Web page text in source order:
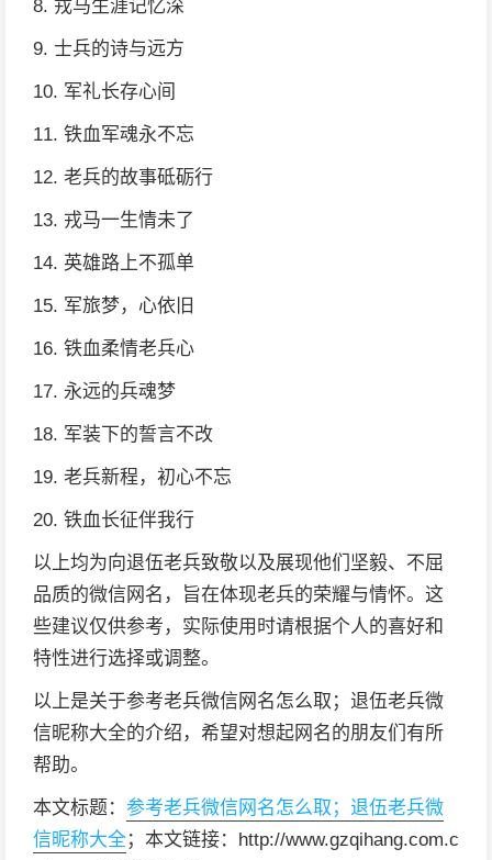
8. 戎马生涯记忆深
9. 士兵的诗与远方
10. 军礼长存心间
11. 铁血军魂永不忘
12. 老兵的故事砥砺行
13. 戎马一生情未了
14. 英雄路上不孤单
15. 军旅梦，心依旧
16. 铁血柔情老兵心
17. 永远的兵魂梦
18. 军装下的誓言不改
19. 老兵新程，初心不忘
20. 铁血长征伴我行
以上均为向退伍老兵致敬以及展现他们坚毅、不屈
品质的微信网名，旨在体现老兵的荣耀与情怀。这
些建议仅供参考，实际使用时请根据个人的喜好和
特性进行选择或调整。
以上是关于参考老兵微信网名怎么取；退伍老兵微
信昵称大全的介绍，希望对想起网名的朋友们有所
帮助。
本文标题： 参考老兵微信网名怎么取；退伍老兵微
信昵称大全；本文链接：http://www.gzqihang.com.c